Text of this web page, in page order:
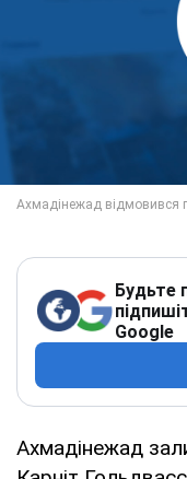
Будьте
Google
Ахмадінежад